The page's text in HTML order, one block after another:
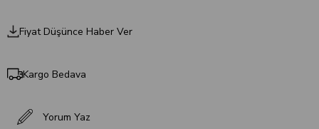
Fiyat Düşünce Haber Ver
Kargo Bedava
Yorum Yaz